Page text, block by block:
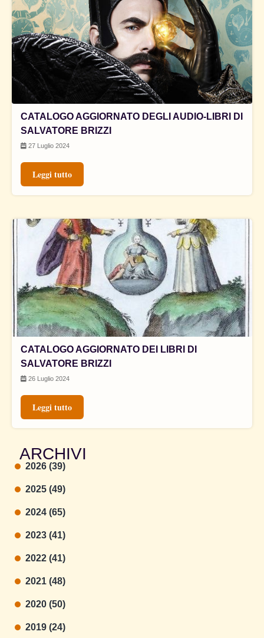
CATALOGO AGGIORNATO DEGLI AUDIO-LIBRI DI
SALVATORE BRIZZI
27 Luglio 2024
Leggi tutto
CATALOGO AGGIORNATO DEI LIBRI DI
SALVATORE BRIZZI
26 Luglio 2024
Leggi tutto
ARCHIVI
2026 (39)
2025 (49)
2024 (65)
2023 (41)
2022 (41)
2021 (48)
2020 (50)
2019 (24)